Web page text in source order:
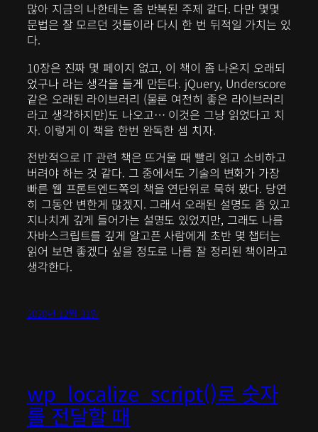
많아 지금의 나한테는 좀 반복된 주제 같다. 다만 몇몇
문법은 잘 모르던 것들이라 다시 한 번 뒤적일 가치는 있
다.
10장은 진짜 몇 페이지 없고, 이 책이 좀 나온지 오래되
었구나 라는 생각을 들게 만든다. jQuery, Underscore
같은 오래된 라이브러리 (물론 여전히 좋은 라이브러리
라고 생각하지만)도 나오고… 이것은 그냥 읽었다고 치
자. 이렇게 이 책을 한번 완독한 셈 치자.
전반적으로 IT 관련 책은 뜨거울 때 빨리 읽고 소비하고
버려야 하는 것 같다. 그 중에서도 기술의 변화가 가장
빠른 웹 프론트엔드쪽의 책을 연단위로 묵혀 봤다. 당연
히 그동안 변한게 많겠지. 그래서 오래된 설명도 좀 있고
지나치게 깊게 들어가는 설명도 있었지만, 그래도 나름
자바스크립트를 깊게 알고픈 사람에게 초반 몇 챕터는
읽어 보면 좋겠다 싶을 정도로 나름 잘 정리된 책이라고
생각한다.
2020년 12월 31일
wp_localize_script()로 숫자
를 전달할 때